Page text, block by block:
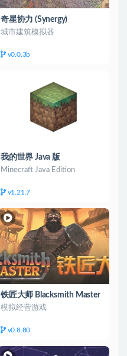
奇星协力 (Synergy)
城市建筑模拟器
v0.0.3b
我的世界 Java 版
Minecraft Java Edition
v1.21.7
铁匠大师 Blacksmith Master
模拟经营游戏
v0.8.80